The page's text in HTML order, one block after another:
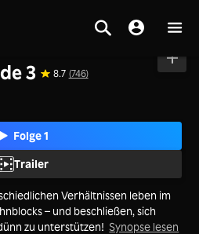
3 8.7 (746)
Folge 1
Trailer
Verhältnissen leben im
– und beschließen, sich
zu unterstützen! Synopse lesen